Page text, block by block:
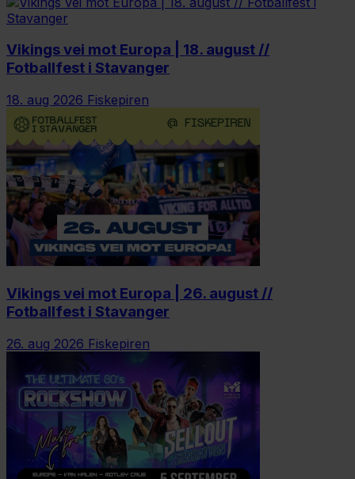
Vikings vei mot Europa | 18. august //
Fotballfest i Stavanger
18. aug 2026 Fiskepiren
Vikings vei mot Europa | 26. august //
Fotballfest i Stavanger
26. aug 2026 Fiskepiren